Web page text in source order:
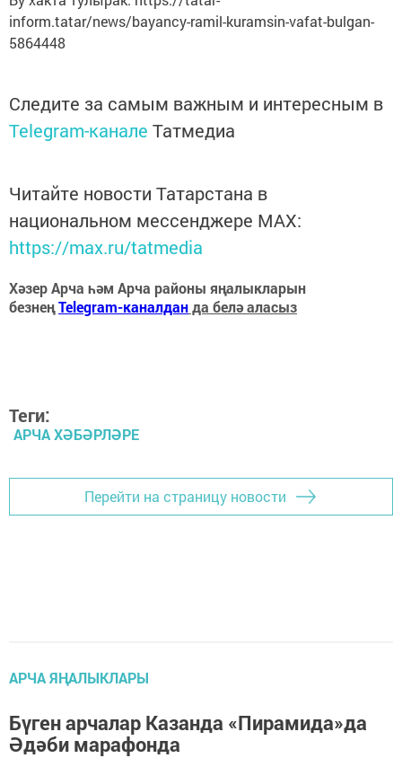
inform.tatar/news/bayancy-ramil-kuramsin-vafat-bulgan-
5864448
Следите за самым важным и интересным в
Telegram-канале Татмедиа
Читайте новости Татарстана в
национальном мессенджере MАХ:
https://max.ru/tatmedia
Хәзер Арча һәм Арча районы яңалыкларын
безнеңTelegram-каналданда белә аласыз
Теги:
АРЧА ХӘБӘРЛӘРЕ
Перейти на страницу новости
АРЧА ЯҢАЛЫКЛАРЫ
Бүген арчалар Казанда «Пирамида»да
Әдәби марафонда